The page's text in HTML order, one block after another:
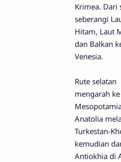
Krimea. Dari
seberangi
Hitam, Laut
dan Balkan
Venesia.
Rute selatan
mengarah ke
Anatolia
Turkestan-
kemudian
Antiokhia di